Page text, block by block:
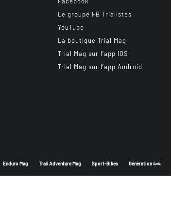
Le groupe FB Trialistes
YouTube
La boutique Trial Mag
Trial Mag sur l’app IOS
Trial Mag sur l’app Android
Enduro Mag Trail Adventure Mag Sport-Bikes Génération 4×4